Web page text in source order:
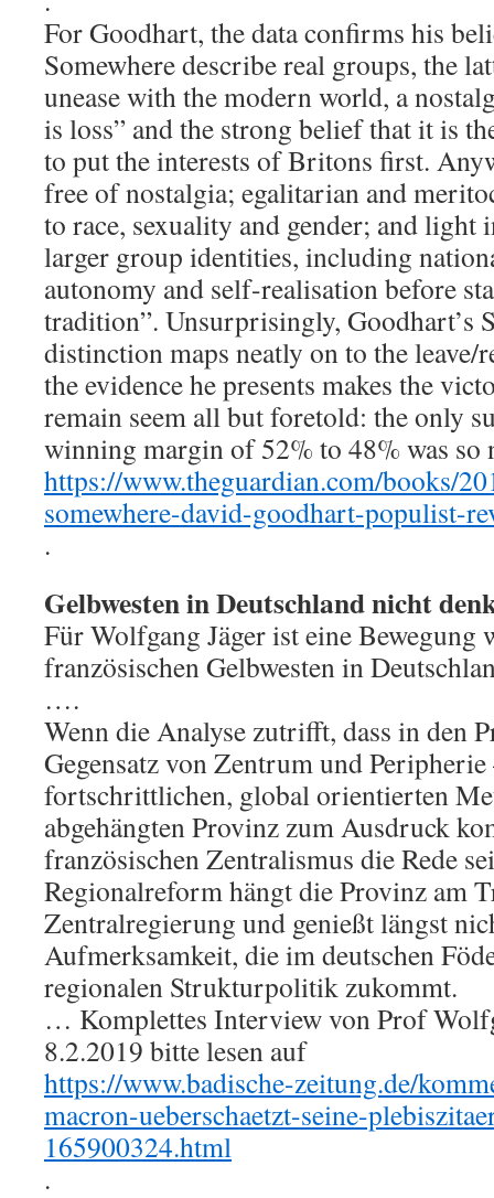
For Goodhart, the data confirms his
Somewhere describe real groups, the
unease with the modern world, a
is loss” and the strong belief that it is
to put the interests of Britons first.
free of nostalgia; egalitarian and
to race, sexuality and gender; and light
larger group identities, including
autonomy and self-realisation before
tradition”. Unsurprisingly, Goodhart’s
distinction maps neatly on to the
the evidence he presents makes the
remain seem all but foretold: the only
winning margin of 52% to 48% was so
https://www.theguardian.com/books/
somewhere-david-goodhart-populist-
.
Gelbwesten in Deutschland nicht
Für Wolfgang Jäger ist eine Bewegung
französischen Gelbwesten in
….
Wenn die Analyse zutrifft, dass in den
Gegensatz von Zentrum und Peripherie
fortschrittlichen, global orientierten
abgehängten Provinz zum Ausdruck
französischen Zentralismus die Rede
Regionalreform hängt die Provinz am
Zentralregierung und genießt längst
Aufmerksamkeit, die im deutschen
regionalen Strukturpolitik zukommt.
… Komplettes Interview von Prof
8.2.2019 bitte lesen auf
https://www.badische-zeitung.de/
macron-ueberschaetzt-seine-
165900324.html
.